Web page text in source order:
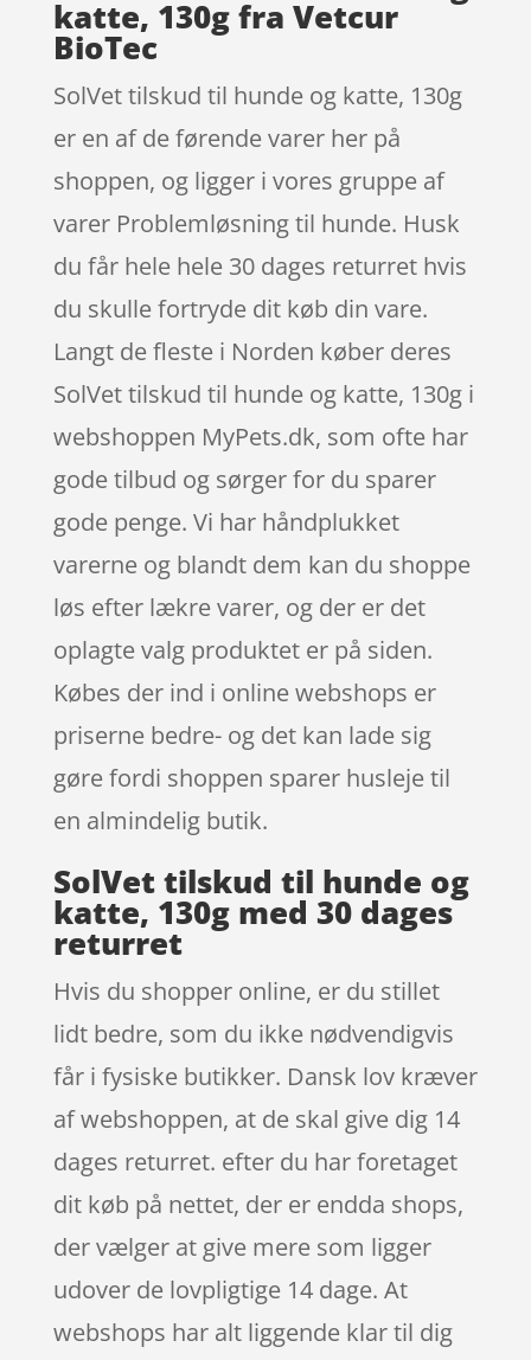
katte, 130g fra Vetcur
BioTec
SolVet tilskud til hunde og katte, 130g
er en af de førende varer her på
shoppen, og ligger i vores gruppe af
varer Problemløsning til hunde. Husk
du får hele hele 30 dages returret hvis
du skulle fortryde dit køb din vare.
Langt de fleste i Norden køber deres
SolVet tilskud til hunde og katte, 130g i
webshoppen MyPets.dk, som ofte har
gode tilbud og sørger for du sparer
gode penge. Vi har håndplukket
varerne og blandt dem kan du shoppe
løs efter lækre varer, og der er det
oplagte valg produktet er på siden.
Købes der ind i online webshops er
priserne bedre- og det kan lade sig
gøre fordi shoppen sparer husleje til
en almindelig butik.
SolVet tilskud til hunde og
katte, 130g med 30 dages
returret
Hvis du shopper online, er du stillet
lidt bedre, som du ikke nødvendigvis
får i fysiske butikker. Dansk lov kræver
af webshoppen, at de skal give dig 14
dages returret. efter du har foretaget
dit køb på nettet, der er endda shops,
der vælger at give mere som ligger
udover de lovpligtige 14 dage. At
webshops har alt liggende klar til dig